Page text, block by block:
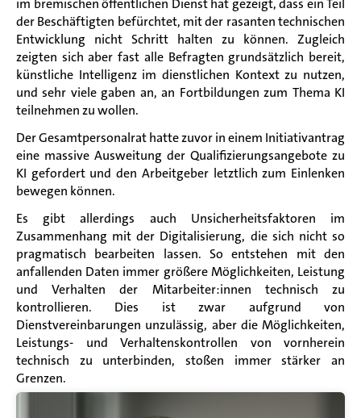
der Beschäftigten befürchtet, mit der rasanten technischen
Entwicklung nicht Schritt halten zu können. Zugleich
zeigten sich aber fast alle Befragten grundsätzlich bereit,
künstliche Intelligenz im dienstlichen Kontext zu nutzen,
und sehr viele gaben an, an Fortbildungen zum Thema KI
teilnehmen zu wollen.
Der Gesamtpersonalrat hatte zuvor in einem Initiativantrag
eine massive Ausweitung der Qualifizierungsangebote zu
KI gefordert und den Arbeitgeber letztlich zum Einlenken
bewegen können.
Es gibt allerdings auch Unsicherheitsfaktoren im
Zusammenhang mit der Digitalisierung, die sich nicht so
pragmatisch bearbeiten lassen. So entstehen mit den
anfallenden Daten immer größere Möglichkeiten, Leistung
und Verhalten der Mitarbeiter:innen technisch zu
kontrollieren. Dies ist zwar aufgrund von
Dienstvereinbarungen unzulässig, aber die Möglichkeiten,
Leistungs- und Verhaltenskontrollen von vornherein
technisch zu unterbinden, stoßen immer stärker an
Grenzen.